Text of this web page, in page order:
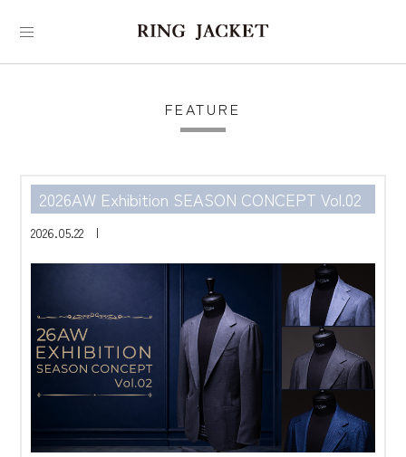
FEATURE
2026AW Exhibition SEASON CONCEPT Vol.02
2026.05.22 |